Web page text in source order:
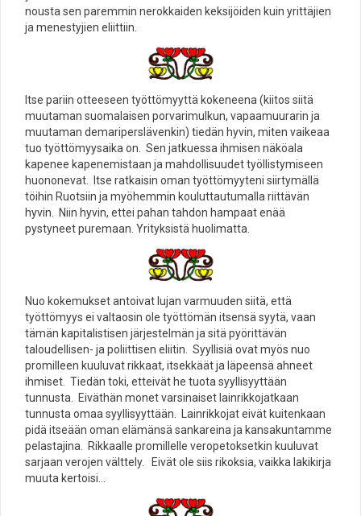
nousta sen paremmin nerokkaiden keksijöiden kuin yrittäjien
ja menestyjien eliittiin.
Itse pariin otteeseen työttömyyttä kokeneena (kiitos siitä
muutaman suomalaisen porvarimulkun, vapaamuurarin ja
muutaman demariperslävenkin) tiedän hyvin, miten vaikeaa
tuo työttömyysaika on. Sen jatkuessa ihmisen näköala
kapenee kapenemistaan ja mahdollisuudet työllistymiseen
huononevat. Itse ratkaisin oman työttömyyteni siirtymällä
töihin Ruotsiin ja myöhemmin kouluttautumalla riittävän
hyvin. Niin hyvin, ettei pahan tahdon hampaat enää
pystyneet puremaan. Yrityksistä huolimatta.
Nuo kokemukset antoivat lujan varmuuden siitä, että
työttömyys ei valtaosin ole työttömän itsensä syytä, vaan
tämän kapitalistisen järjestelmän ja sitä pyörittävän
taloudellisen- ja poliittisen eliitin. Syyllisiä ovat myös nuo
promilleen kuuluvat rikkaat, itsekkäät ja läpeensä ahneet
ihmiset. Tiedän toki, etteivät he tuota syyllisyyttään
tunnusta. Eiväthän monet varsinaiset lainrikkojatkaan
tunnusta omaa syyllisyyttään. Lainrikkojat eivät kuitenkaan
pidä itseään oman elämänsä sankareina ja kansakuntamme
pelastajina. Rikkaalle promillelle veropetoksetkin kuuluvat
sarjaan verojen välttely. Eivät ole siis rikoksia, vaikka lakikirja
muuta kertoisi…